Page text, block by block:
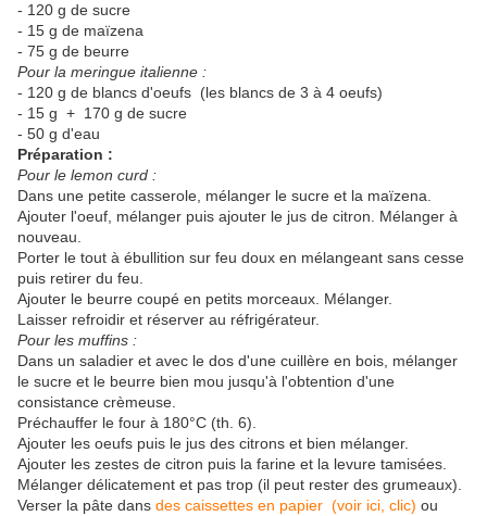
- 120 g de sucre
- 15 g de maïzena
- 75 g de beurre
Pour la meringue italienne :
- 120 g de blancs d'oeufs (les blancs de 3 à 4 oeufs)
- 15 g + 170 g de sucre
- 50 g d'eau
Préparation :
Pour le lemon curd :
Dans une petite casserole, mélanger le sucre et la maïzena.
Ajouter l'oeuf, mélanger puis ajouter le jus de citron. Mélanger à
nouveau.
Porter le tout à ébullition sur feu doux en mélangeant sans cesse
puis retirer du feu.
Ajouter le beurre coupé en petits morceaux. Mélanger.
Laisser refroidir et réserver au réfrigérateur.
Pour les muffins :
Dans un saladier et avec le dos d'une cuillère en bois, mélanger
le sucre et le beurre bien mou jusqu'à l'obtention d'une
consistance crèmeuse.
Préchauffer le four à 180°C (th. 6).
Ajouter les oeufs puis le jus des citrons et bien mélanger.
Ajouter les zestes de citron puis la farine et la levure tamisées.
Mélanger délicatement et pas trop (il peut rester des grumeaux).
Verser la pâte dans des caissettes en papier (voir ici, clic) ou